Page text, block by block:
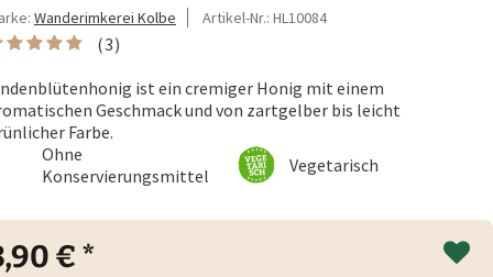
Wanderimkerei Kolbe Artikel-Nr.: HL10084
(3)
ist ein cremiger Honig mit einem
Geschmack und von zartgelber bis leicht
Farbe.
Ohne
Konservierungsmittel
Vegetarisch
€ *